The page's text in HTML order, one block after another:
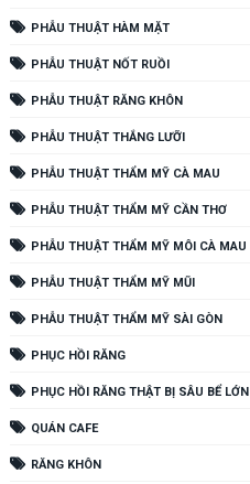
PHẪU THUẬT HÀM MẶT
PHẪU THUẬT NỐT RUỒI
PHẪU THUẬT RĂNG KHÔN
PHẪU THUẬT THẮNG LƯỠI
PHẪU THUẬT THẨM MỸ CÀ MAU
PHẪU THUẬT THẨM MỸ CẦN THƠ
PHẪU THUẬT THẨM MỸ MÔI CÀ MAU
PHẪU THUẬT THẨM MỸ MŨI
PHẪU THUẬT THẨM MỸ SÀI GÒN
PHỤC HỒI RĂNG
PHỤC HỒI RĂNG THẬT BỊ SÂU BỂ LỚN
QUÁN CAFE
RĂNG KHÔN